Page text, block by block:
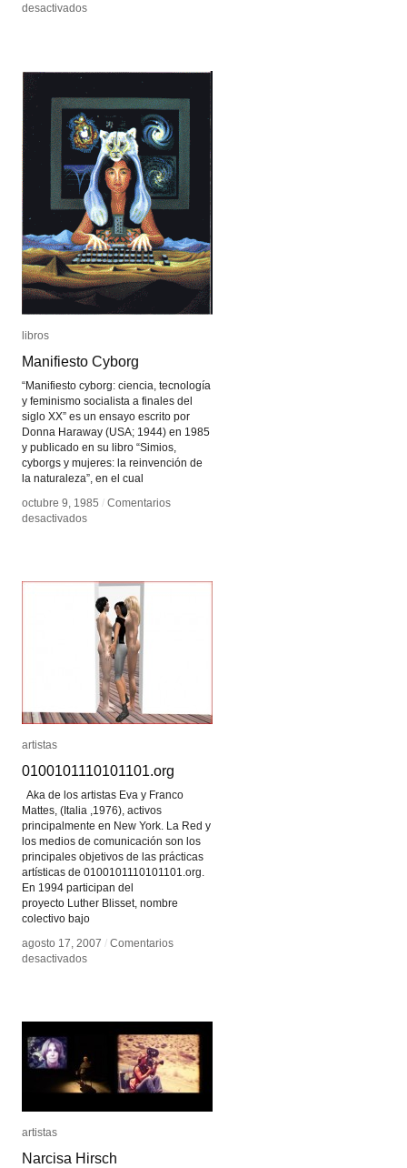
desactivadosen
desactivadosen
libros
Manifiesto Cyborg
“Manifiesto cyborg: ciencia, tecnología
y feminismo socialista a finales del
siglo XX” es un ensayo escrito por
Donna Haraway (USA; 1944) en 1985
y publicado en su libro “Simios,
cyborgs y mujeres: la reinvención de
la naturaleza”, en el cual
octubre 9, 1985 / Comentarios
desactivadosen
libros
Manifiesto Cyborg
octubre 9, 1985 / Comentarios
desactivadosen
artistas
0100101110101101.org
Aka de los artistas Eva y Franco
Mattes, (Italia ,1976), activos
principalmente en New York. La Red y
los medios de comunicación son los
principales objetivos de las prácticas
artísticas de 0100101110101101.org.
En 1994 participan del
proyecto Luther Blisset, nombre
colectivo bajo
agosto 17, 2007 / Comentarios
desactivadosen
artistas
0100101110101101.org
agosto 17, 2007 / Comentarios
desactivadosen
artistas
Narcisa Hirsch
artistas
Narcisa Hirsch